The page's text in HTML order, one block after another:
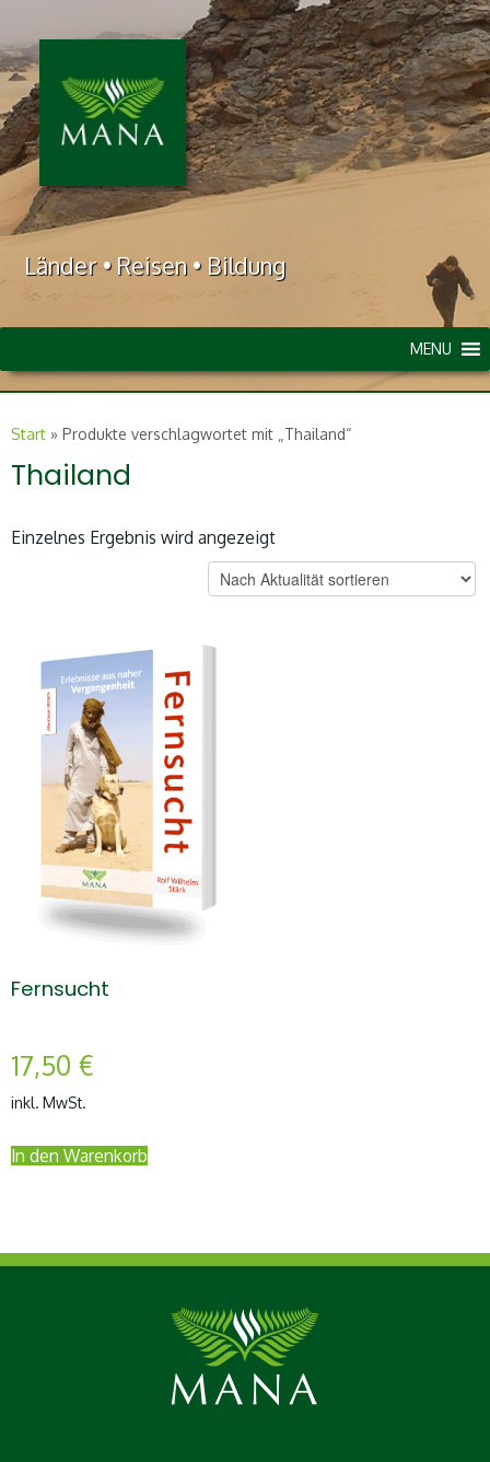
Länder • Reisen • Bildung
MENU
Start » Produkte verschlagwortet mit „Thailand“
Thailand
Einzelnes Ergebnis wird angezeigt
Fernsucht
17,50 €
inkl. MwSt.
In den Warenkorb